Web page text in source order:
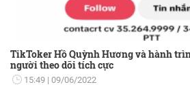
TikToker Hồ Quỳnh Hương và hành
người theo dõi tích cực
15:49 09/06/2022